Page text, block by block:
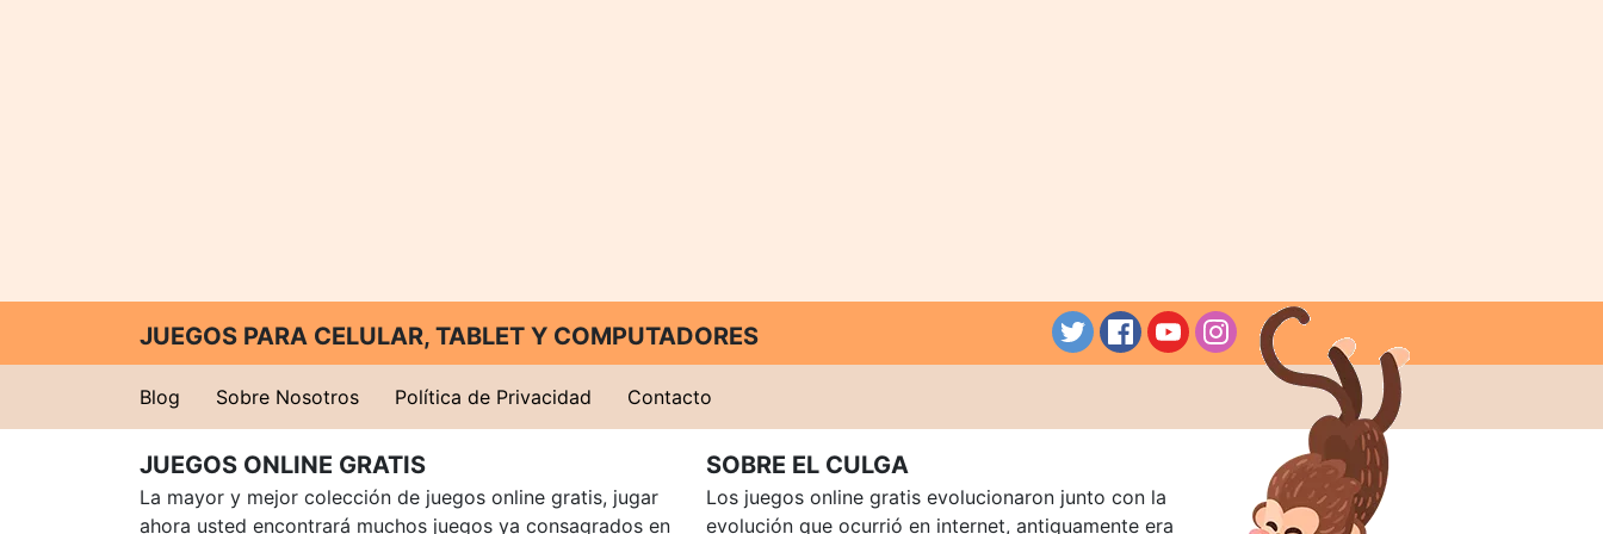
JUEGOS PARA CELULAR, TABLET Y COMPUTADORES
Blog Sobre Nosotros Política de Privacidad Contacto
JUEGOS ONLINE GRATIS
La mayor y mejor colección de juegos online gratis, jugar
ahora usted encontrará muchos juegos ya consagrados en
SOBRE EL CULGA
Los juegos online gratis evolucionaron junto con la
evolución que ocurrió en internet, antiguamente era